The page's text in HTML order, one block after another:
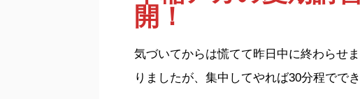
開！
気づいてからは慌てて昨日中に終わらせ
りましたが、集中してやれば30分程ででき